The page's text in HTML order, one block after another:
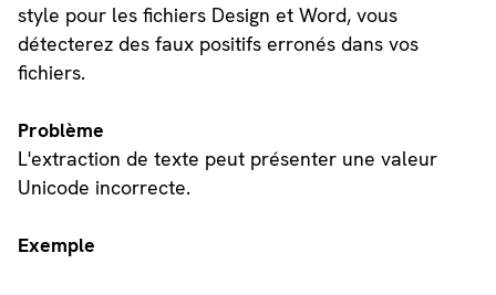
style pour les fichiers Design et Word, vous
détecterez des faux positifs erronés dans vos
fichiers.
Problème
L'extraction de texte peut présenter une valeur
Unicode incorrecte.
Exemple